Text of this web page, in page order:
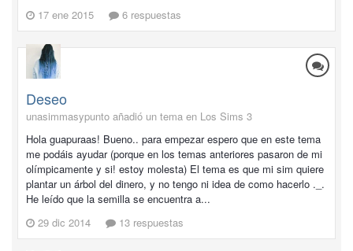
17 ene 2015
6 respuestas
Deseo
unasimmasypunto añadió un tema en Los Sims 3
Hola guapuraas! Bueno.. para empezar espero que en este tema
me podáis ayudar (porque en los temas anteriores pasaron de mi
olímpicamente y si! estoy molesta) El tema es que mi sim quiere
plantar un árbol del dinero, y no tengo ni idea de como hacerlo ._.
He leído que la semilla se encuentra a...
29 dic 2014
13 respuestas